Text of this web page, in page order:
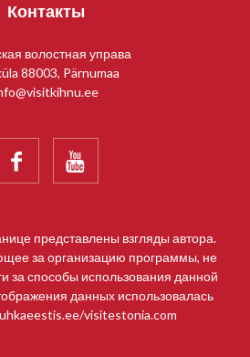
Контакты
волостная управа
88003, Pärnumaa
 
представлены взгляды автора.
за организацию программы, не
за способы использования данной
данных использовалась
visitestonia.com